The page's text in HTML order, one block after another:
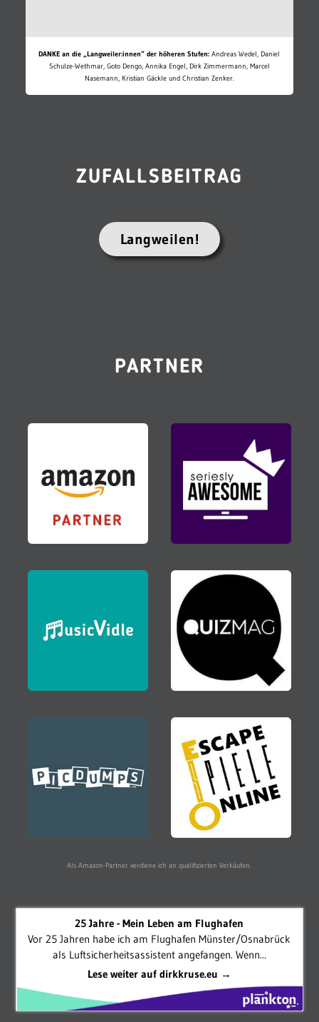
DANKE an die „Langweiler:innen“ der höheren Stufen: Andreas Wedel, Daniel
Schulze-Wethmar, Goto Dengo, Annika Engel, Dirk Zimmermann, Marcel
Nasemann, Kristian Gäckle und Christian Zenker.
ZUFALLSBEITRAG
Langweilen!
PARTNER
Als Amazon-Partner verdiene ich an qualifizierten Verkäufen.
25 Jahre - Mein Leben am Flughafen
Vor 25 Jahren habe ich am Flughafen Münster/Osnabrück
als Luftsicherheitsassistent angefangen. Wenn...
Lese weiter auf dirkkruse.eu →